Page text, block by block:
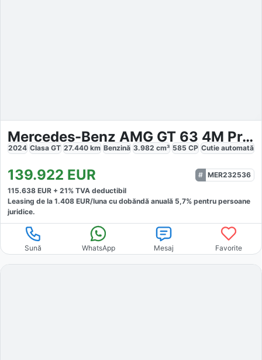
Mercedes-Benz AMG GT 63 4M Premium
2024 Clasa GT 27.440 km Benzină 3.982 cm³ 585 CP Cutie automată
139.922 EUR
MER232536
115.638 EUR + 21% TVA deductibil
Leasing de la 1.408 EUR/luna cu dobăndă anuală 5,7% pentru persoane
juridice.
Sună WhatsApp Mesaj Favorite